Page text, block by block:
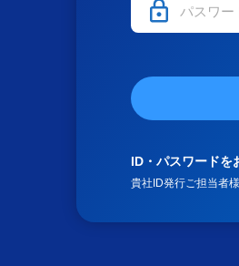
ID・パスワードを
貴社ID発行ご担当者